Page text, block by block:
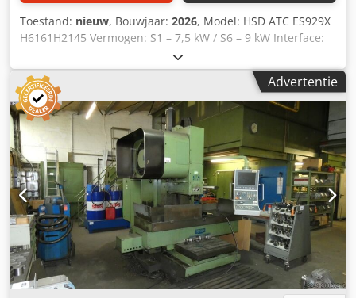
Toestand: nieuw, Bouwjaar: 2026, Model: HSD ATC ES929X
H6161H2145 Vermogen: S1 – 7,5 kW / S6 – 9 kW Interface:
ISO 30 Maximaal toerental: 24.000 omw/min Lagering:
keramisch Koeling: 24 V gelijkstroomventilator Uitvoering:
lang Codjzr D Uajpfx Ap Aoha Voeding: 380 V Gewicht: ca.
30 kg Toepassingsgebieden: CNC-freesmachines,
bewerkingscentra, serieproductie, houtbewerking,
composietmaterialen, lichtmetalen
Advertentie